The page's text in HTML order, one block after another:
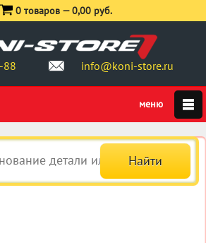
88 info@koni-store.ru
0 товаров —0,00 руб.